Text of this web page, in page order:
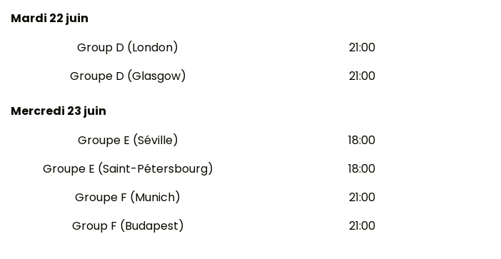
Mardi 22 juin
Group D (London)
21:00
Groupe D (Glasgow)
21:00
Mercredi 23 juin
Groupe E (Séville)
18:00
Groupe E (Saint-Pétersbourg)
18:00
Groupe F (Munich)
21:00
Group F (Budapest)
21:00